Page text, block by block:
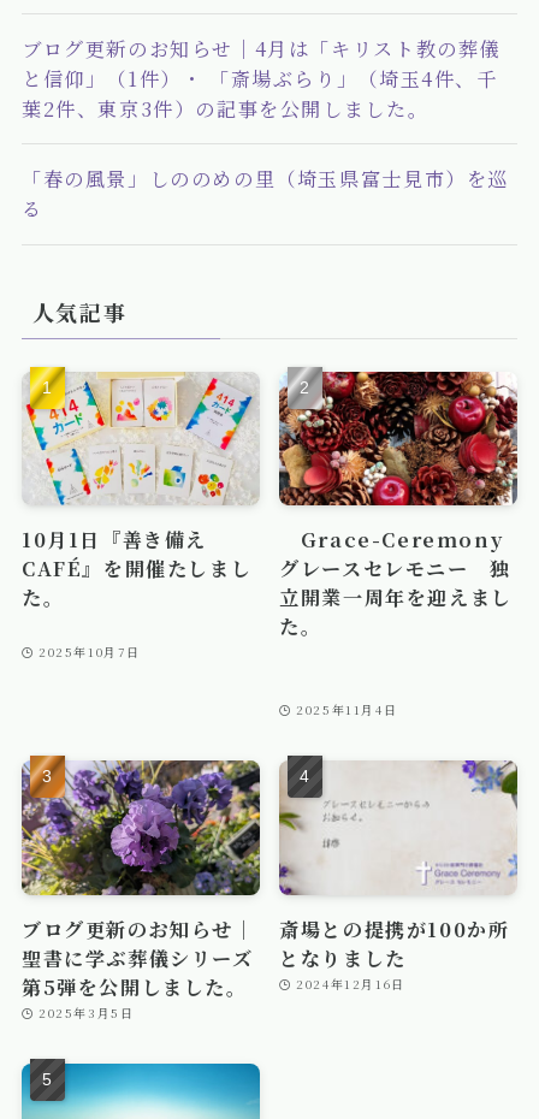
ブログ更新のお知らせ｜4月は「キリスト教の葬儀
と信仰」（1件）・ 「斎場ぶらり」（埼玉4件、千
葉2件、東京3件）の記事を公開しました。
「春の風景」しののめの里（埼玉県富士見市）を巡
る
人気記事
10月1日『善き備え
CAFÉ』を開催たしまし
た。
2025年10月7日
Grace-Ceremony
グレースセレモニー 独
立開業一周年を迎えまし
た。
2025年11月4日
ブログ更新のお知らせ｜
聖書に学ぶ葬儀シリーズ
第5弾を公開しました。
2025年3月5日
斎場との提携が100か所
となりました
2024年12月16日